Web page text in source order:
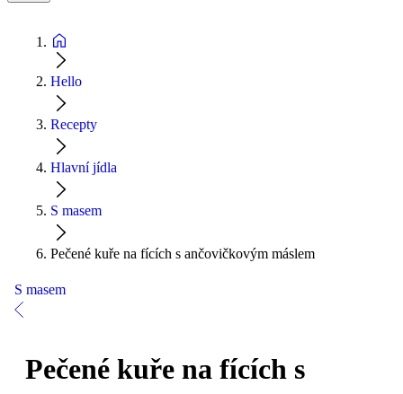
Hello
Recepty
Hlavní jídla
S masem
Pečené kuře na fících s ančovičkovým máslem
S masem
Pečené kuře na fících s